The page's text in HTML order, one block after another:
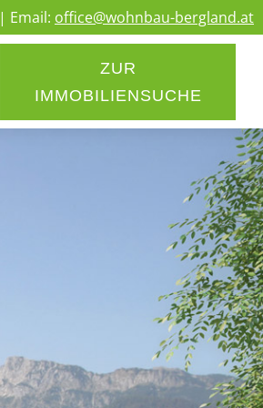
| Email: office@wohnbau-bergland.at
ZUR
IMMOBILIENSUCHE